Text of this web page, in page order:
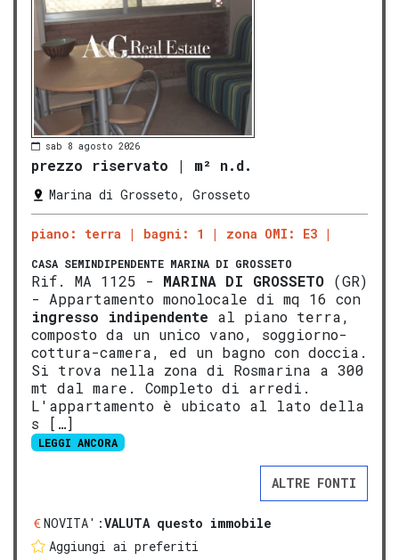
sab 8 agosto 2026
prezzo riservato | m² n.d.
Marina di Grosseto, Grosseto
piano: terra bagni: 1 zona OMI: E3
CASA SEMINDIPENDENTE MARINA DI GROSSETO
Rif. MA 1125 - MARINA DI GROSSETO (GR)
- Appartamento monolocale di mq 16 con
ingresso indipendente al piano terra,
composto da un unico vano, soggiorno-
cottura-camera, ed un bagno con doccia.
Si trova nella zona di Rosmarina a 300
mt dal mare. Completo di arredi.
L'appartamento è ubicato al lato della
s […]
LEGGI ANCORA
ALTRE FONTI
NOVITA':VALUTA questo immobile
Aggiungi ai preferiti